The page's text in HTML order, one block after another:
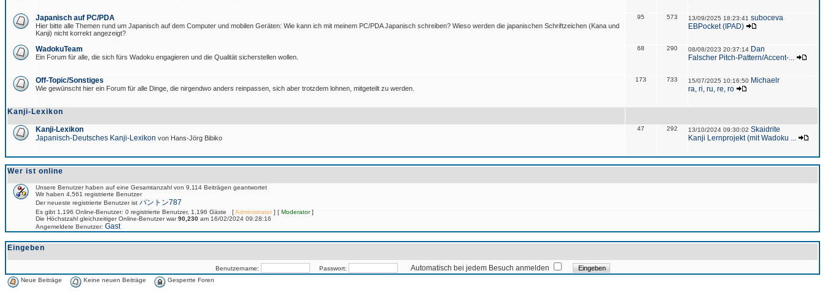
Japanisch auf PC/PDA
Hier bitte alle Themen rund um Japanisch auf dem Computer und mobilen Geräten: Wie kann ich mit meinem PC/PDA Japanisch schreiben? Wieso werden die japanischen Schriftzeichen (Kana und
Kanji) nicht korrekt angezeigt?
95 573 13/09/2025 18:23:41 suboceva
EBPocket (IPAD)
WadokuTeam
Ein Forum für alle, die sich fürs Wadoku engagieren und die Qualität sicherstellen wollen.
68 290 08/08/2023 20:37:14 Dan
Falscher Pitch-Pattern/Accent-...
Off-Topic/Sonstiges
Wie gewünscht hier ein Forum für alle Dinge, die nirgendwo anders reinpassen, sich aber trotzdem lohnen, mitgeteilt zu werden.
173 733 15/07/2025 10:16:50 Michaelr
ra, ri, ru, re, ro
Kanji-Lexikon
Kanji-Lexikon
Japanisch-Deutsches Kanji-Lexikon von Hans-Jörg Bibiko
47 292 13/10/2024 09:30:02 Skaidrite
Kanji Lernprojekt (mit Wadoku ...
Wer ist online
Unsere Benutzer haben auf eine Gesamtanzahl von 9,114 Beiträgen geantwortet
Wir haben 4,561 registrierte Benutzer
Der neueste registrierte Benutzer ist パントン787
Es gibt 1,196 Online-Benutzer: 0 registrierte Benutzer, 1,196 Gäste [Administrator] [ Moderator]
Die Höchstzahl gleichzeitiger Online-Benutzer war90,230 am 16/02/2024 09:28:16
Angemeldete Benutzer: Gast
Eingeben
Benutzername: Passwort: Automatisch bei jedem Besuch anmelden
Neue Beiträge Keine neuen Beiträge Gesperrte Foren